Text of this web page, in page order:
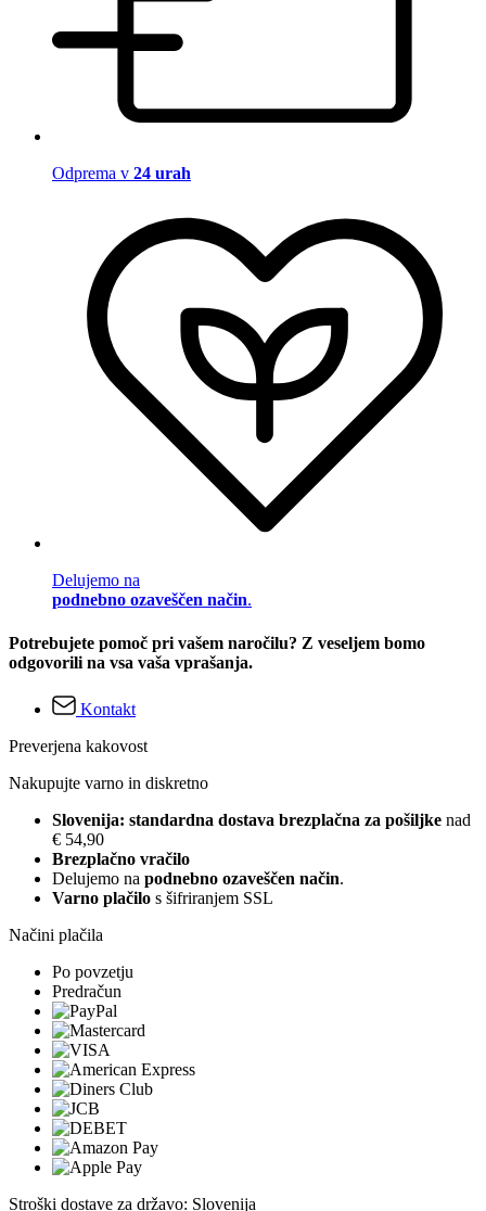
Odprema v 24 urah
Delujemo na
podnebno ozaveščen način.
Potrebujete pomoč pri vašem naročilu? Z veseljem bomo
odgovorili na vsa vaša vprašanja.
Kontakt
Preverjena kakovost
Nakupujte varno in diskretno
Slovenija: standardna dostava brezplačna za pošiljke nad
€ 54,90
Brezplačno vračilo
Delujemo na podnebno ozaveščen način.
Varno plačilo s šifriranjem SSL
Načini plačila
Po povzetju
Predračun
Stroški dostave za državo: Slovenija